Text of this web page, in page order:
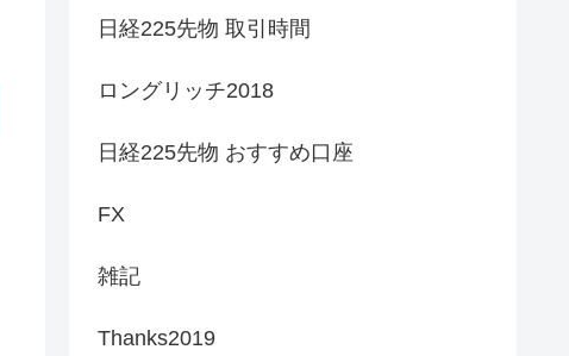
日経225先物 取引時間
ロングリッチ2018
日経225先物 おすすめ口座
FX
雑記
Thanks2019